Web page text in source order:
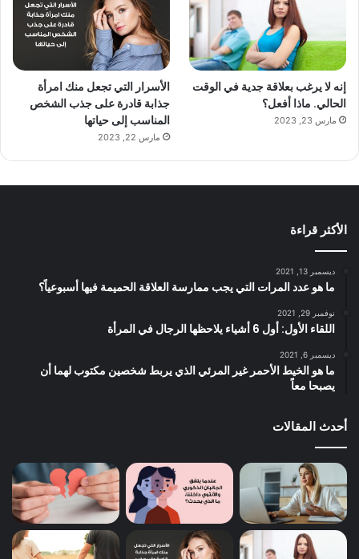
إنه لا يرغب بعلاقة جدية في الوقت
الحالي. ماذا أفعل؟
مارس 23, 2023
الأسرار التي تجعل منك امرأة
جذابة قادرة على جذب الشخص
المناسب إلى حياتها
مارس 22, 2023
الأكثر قراءة
ديسمبر 13, 2021
ما هو عدد المرات التي يجب ممارسة العلاقة الحميمة فيها أسبوعياً؟
نوفمبر 29, 2021
اللقاء الأول: أول 6 أشياء يلاحظها الرجال في المرأة
ديسمبر 6, 2021
ما هو الخيط الأحمر غير المرئي الذي يربط شخصين مكتوب لهما أن
يصبحا معاً
أحدث المقالات